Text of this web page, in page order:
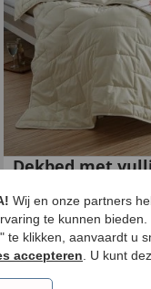
Dekbed met
€99,99
Wij en onze partners
te kunnen bieden.
" te klikken, aanvaardt u
accepteren . U kunt